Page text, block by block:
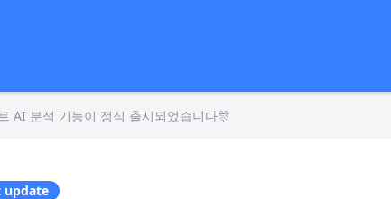
AI 분석 기능이 정식 출시되었습니다🎊
update